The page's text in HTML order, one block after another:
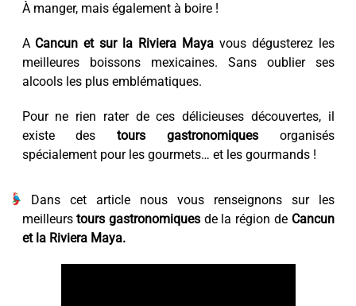
À manger, mais également à boire !
A Cancun et sur la Riviera Mayavous dégusterez les
meilleures boissons mexicaines. Sans oublier ses
alcools les plus emblématiques.
Pour ne rien rater de ces délicieuses découvertes, il
existe des tours gastronomiquesorganisés
spécialement pour les gourmets… et les gourmands !
Dans cet article nous vous renseignons sur les
meilleurstours gastronomiquesde la région de Cancun
et la Riviera Maya.